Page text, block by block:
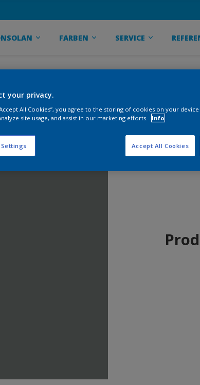
FARBEN SERVICE
your privacy.
All Cookies”, you agree to the storing of cookies on your
site usage, and assist in our marketing efforts.
Info
Accept All Cookies